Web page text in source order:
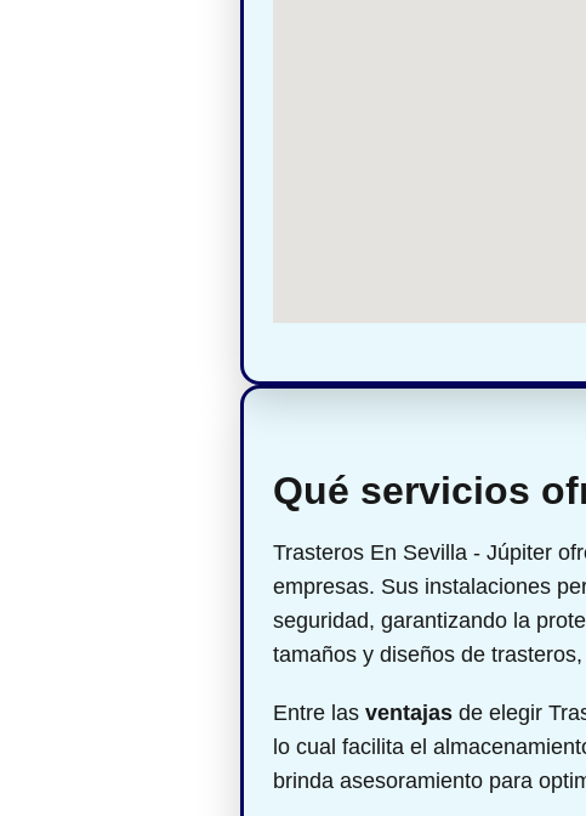
Qué servicios
Trasteros En Sevilla - Júpiter
empresas. Sus instalaciones
seguridad, garantizando la
tamaños y diseños de
Entre las ventajas de elegir
lo cual facilita el
brinda asesoramiento para